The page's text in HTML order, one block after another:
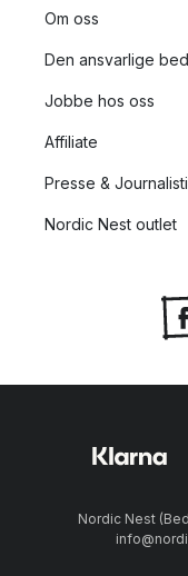
Om oss
Den ansvarlige
Jobbe hos oss
Affiliate
Presse &
Nordic Nest outlet
Nordic Nest